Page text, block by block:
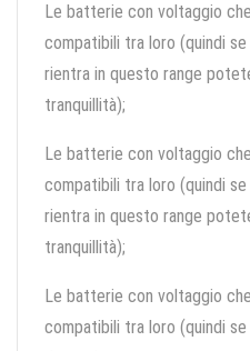
Le batterie con voltaggio
compatibili tra loro (quindi
rientra in questo range
tranquillità);
Le batterie con voltaggio
compatibili tra loro (quindi
rientra in questo range
tranquillità);
Le batterie con voltaggio
compatibili tra loro (quindi